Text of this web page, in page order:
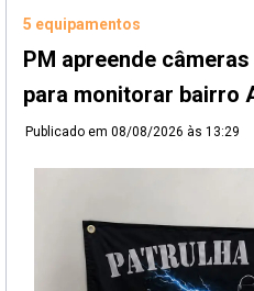
5 equipamentos
PM apreende
para monitorar bairro
Publicado em 08/08/2026 às 13:29